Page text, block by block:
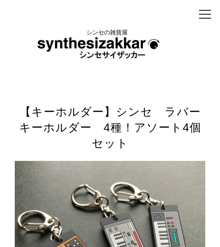
シンセの雑貨屋
【キーホルダー】シンセ ラバー
キーホルダー 4種！アソート4個
セット